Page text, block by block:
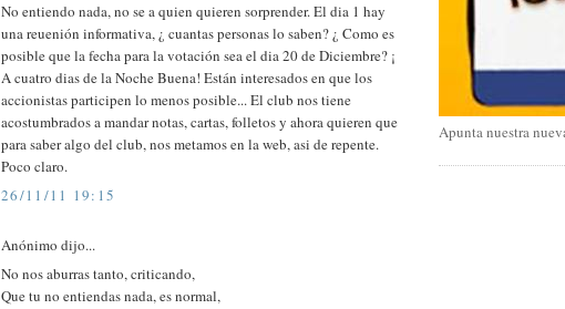
No entiendo nada, no se a quien quieren sorprender. El dia 1 hay
una reuenión informativa, ¿ cuantas personas lo saben? ¿ Como es
posible que la fecha para la votación sea el dia 20 de Diciembre? ¡
A cuatro dias de la Noche Buena! Están interesados en que los
accionistas participen lo menos posible... El club nos tiene
acostumbrados a mandar notas, cartas, folletos y ahora quieren que
para saber algo del club, nos metamos en la web, asi de repente.
Poco claro.
26/11/11 19:15
Anónimo dijo...
No nos aburras tanto, criticando,
Que tu no entiendas nada, es normal,
Apunta nuestra